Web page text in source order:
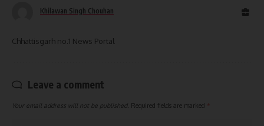
Khilawan Singh Chouhan
Chhattisgarh no.1 News Portal
Leave a comment
Your email address will not be published. Required fields are marked *